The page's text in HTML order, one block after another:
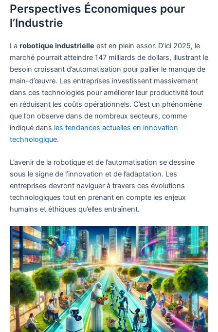
Perspectives Économiques pour
l’Industrie
La robotique industrielle est en plein essor. D’ici 2025, le
marché pourrait atteindre 147 milliards de dollars, illustrant le
besoin croissant d’automatisation pour pallier le manque de
main-d’œuvre. Les entreprises investissent massivement
dans ces technologies pour améliorer leur productivité tout
en réduisant les coûts opérationnels. C’est un phénomène
que l’on observe dans de nombreux secteurs, comme
indiqué dans les tendances actuelles en innovation
technologique.
L’avenir de la robotique et de l’automatisation se dessine
sous le signe de l’innovation et de l’adaptation. Les
entreprises devront naviguer à travers ces évolutions
technologiques tout en prenant en compte les enjeux
humains et éthiques qu’elles entraînent.